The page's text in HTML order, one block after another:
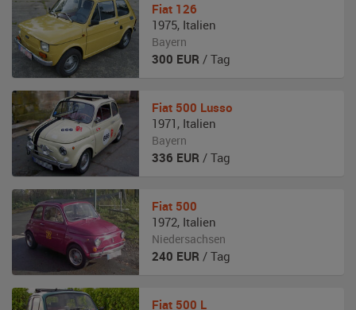
Fiat 126
1975, Italien
Bayern
300 EUR / Tag
Fiat 500 Lusso
1971 , Italien
Bayern
336 EUR / Tag
Fiat 500
1972, Italien
Niedersachsen
240 EUR / Tag
Fiat 500 L